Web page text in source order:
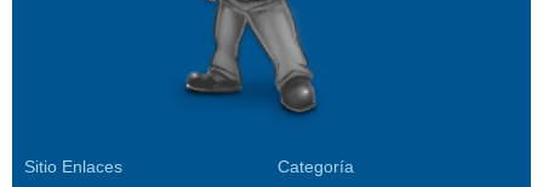
Sitio Enlaces Categoría